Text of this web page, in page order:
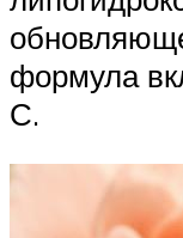
формула
С.